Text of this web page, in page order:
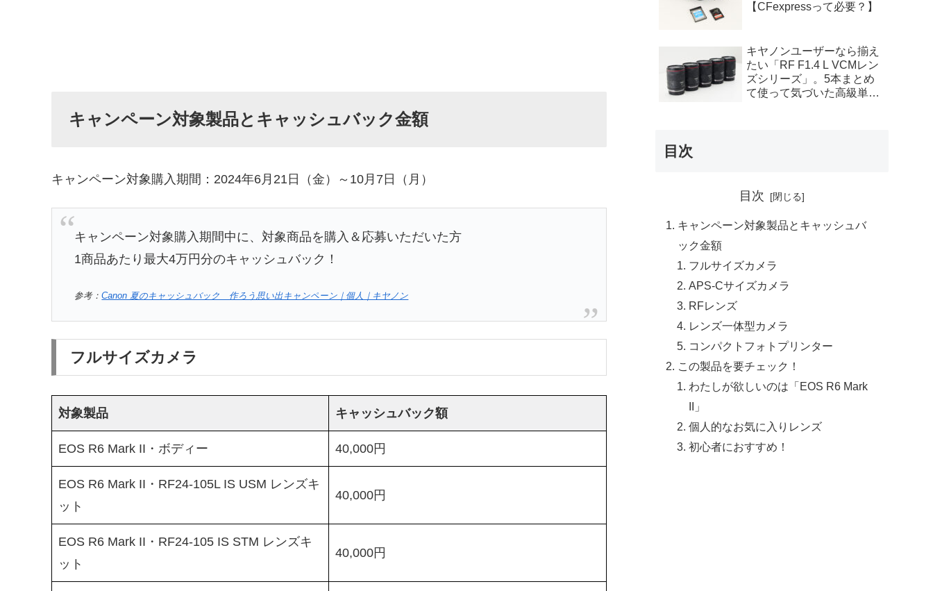
キャンペーン対象製品とキャッシュバック金額
キャンペーン対象購入期間：2024年6月21日（金）～10月7日（月）
キャンペーン対象購入期間中に、対象商品を購入＆応募いただいた方
1商品あたり最大4万円分のキャッシュバック！
参考：Canon 夏のキャッシュバック 作ろう思い出キャンペーン｜個人｜キヤノン
フルサイズカメラ
対象製品 キャッシュバック額
EOS R6 Mark II・ボディー 40,000円
EOS R6 Mark II・RF24-105L IS USM レンズキ
ット
40,000円
EOS R6 Mark II・RF24-105 IS STM レンズキ
ット
40,000円
【CFexpressって必要？】
キヤノンユーザーなら揃え
たい「RF F1.4 L VCMレン
ズシリーズ」。5本まとめ
て使って気づいた高級単焦
目次
目次
キャンペーン対象製品とキャッシュバ
ック金額
フルサイズカメラ
APS-Cサイズカメラ
RFレンズ
レンズ一体型カメラ
コンパクトフォトプリンター
この製品を要チェック！
わたしが欲しいのは「EOS R6 Mark
II」
個人的なお気に入りレンズ
初心者におすすめ！